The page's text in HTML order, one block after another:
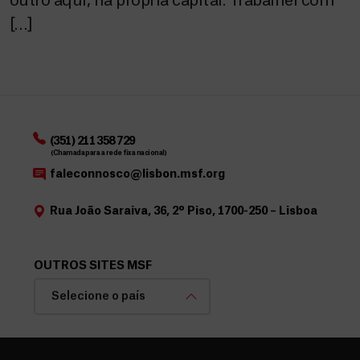
[…]
(351) 211 358 729
(Chamada para a rede fixa nacional)
faleconnosco@lisbon.msf.org
Rua João Saraiva, 36, 2º Piso, 1700-250 – Lisboa
OUTROS SITES MSF
Selecione o país